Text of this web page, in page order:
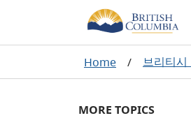
Home / 브리티
MORE TOPICS